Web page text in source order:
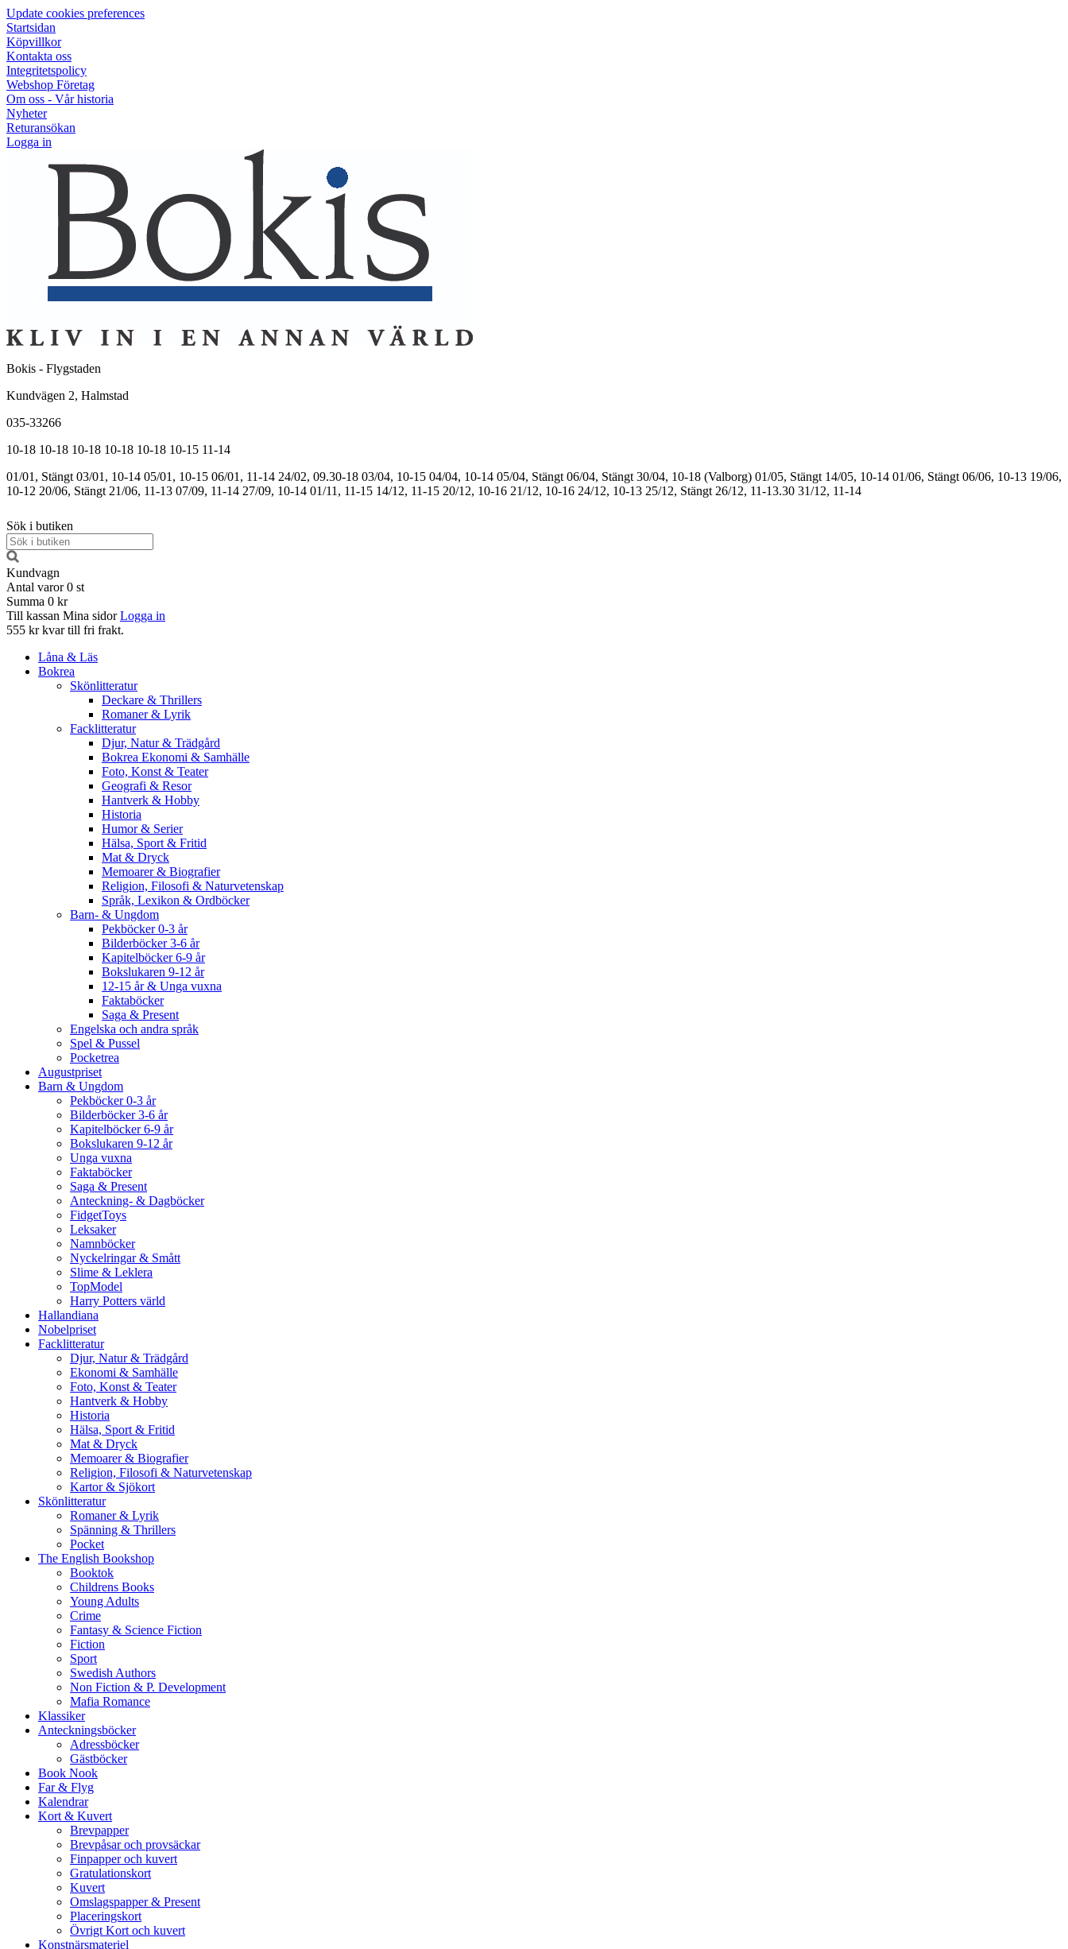
Update cookies preferences
Startsidan
Köpvillkor
Kontakta oss
Integritetspolicy
Webshop Företag
Om oss - Vår historia
Nyheter
Returansökan
Logga in
Bokis - Flygstaden
Kundvägen 2, Halmstad
035-33266
10-18 10-18 10-18 10-18 10-18 10-15 11-14
01/01, Stängt 03/01, 10-14 05/01, 10-15 06/01, 11-14 24/02, 09.30-18 03/04, 10-15 04/04, 10-14 05/04, Stängt 06/04, Stängt 30/04, 10-18 (Valborg) 01/05, Stängt 14/05, 10-14 01/06, Stängt 06/06, 10-13 19/06,
10-12 20/06, Stängt 21/06, 11-13 07/09, 11-14 27/09, 10-14 01/11, 11-15 14/12, 11-15 20/12, 10-16 21/12, 10-16 24/12, 10-13 25/12, Stängt 26/12, 11-13.30 31/12, 11-14
Sök i butiken
Kundvagn
Antal varor 0 st
Summa 0 kr
Till kassan Mina sidor Logga in
555 kr kvar till fri frakt.
Låna & Läs
Bokrea
Skönlitteratur
Deckare & Thrillers
Romaner & Lyrik
Facklitteratur
Djur, Natur & Trädgård
Bokrea Ekonomi & Samhälle
Foto, Konst & Teater
Geografi & Resor
Hantverk & Hobby
Historia
Humor & Serier
Hälsa, Sport & Fritid
Mat & Dryck
Memoarer & Biografier
Religion, Filosofi & Naturvetenskap
Språk, Lexikon & Ordböcker
Barn- & Ungdom
Pekböcker 0-3 år
Bilderböcker 3-6 år
Kapitelböcker 6-9 år
Bokslukaren 9-12 år
12-15 år & Unga vuxna
Faktaböcker
Saga & Present
Engelska och andra språk
Spel & Pussel
Pocketrea
Augustpriset
Barn & Ungdom
Pekböcker 0-3 år
Bilderböcker 3-6 år
Kapitelböcker 6-9 år
Bokslukaren 9-12 år
Unga vuxna
Faktaböcker
Saga & Present
Anteckning- & Dagböcker
FidgetToys
Leksaker
Namnböcker
Nyckelringar & Smått
Slime & Leklera
TopModel
Harry Potters värld
Hallandiana
Nobelpriset
Facklitteratur
Djur, Natur & Trädgård
Ekonomi & Samhälle
Foto, Konst & Teater
Hantverk & Hobby
Historia
Hälsa, Sport & Fritid
Mat & Dryck
Memoarer & Biografier
Religion, Filosofi & Naturvetenskap
Kartor & Sjökort
Skönlitteratur
Romaner & Lyrik
Spänning & Thrillers
Pocket
The English Bookshop
Booktok
Childrens Books
Young Adults
Crime
Fantasy & Science Fiction
Fiction
Sport
Swedish Authors
Non Fiction & P. Development
Mafia Romance
Klassiker
Anteckningsböcker
Adressböcker
Gästböcker
Book Nook
Far & Flyg
Kalendrar
Kort & Kuvert
Brevpapper
Brevpåsar och provsäckar
Finpapper och kuvert
Gratulationskort
Kuvert
Omslagspapper & Present
Placeringskort
Övrigt Kort och kuvert
Konstnärsmateriel